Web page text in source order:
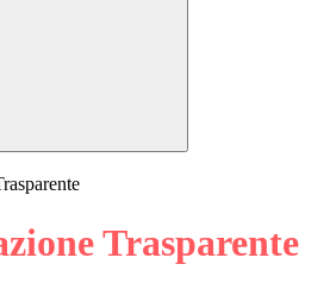
Trasparente